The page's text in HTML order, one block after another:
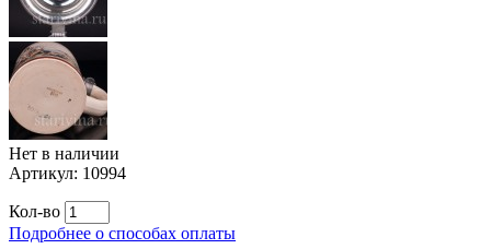
Нет в наличии
Артикул: 10994
Кол-во
Подробнее о способах оплаты